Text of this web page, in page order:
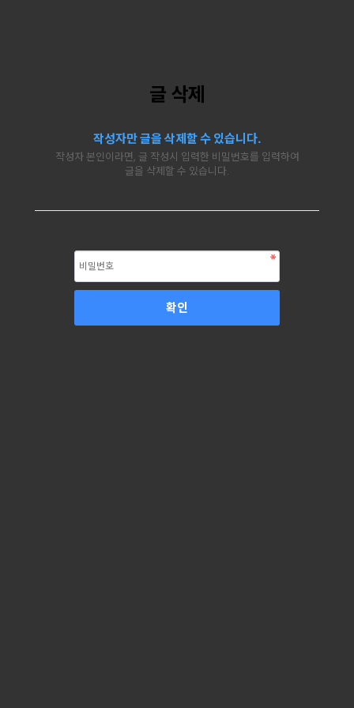
글 삭제
작성자만 글을 삭제할 수 있습니다.
작성자 본인이라면, 글 작성시 입력한 비밀번호를 입력하여
글을 삭제할 수 있습니다.